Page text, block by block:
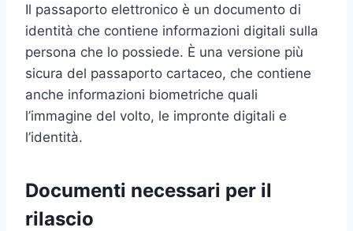
Il passaporto elettronico è un documento di
identità che contiene informazioni digitali sulla
persona che lo possiede. È una versione più
sicura del passaporto cartaceo, che contiene
anche informazioni biometriche quali
l’immagine del volto, le impronte digitali e
l’identità.
Documenti necessari per il
rilascio